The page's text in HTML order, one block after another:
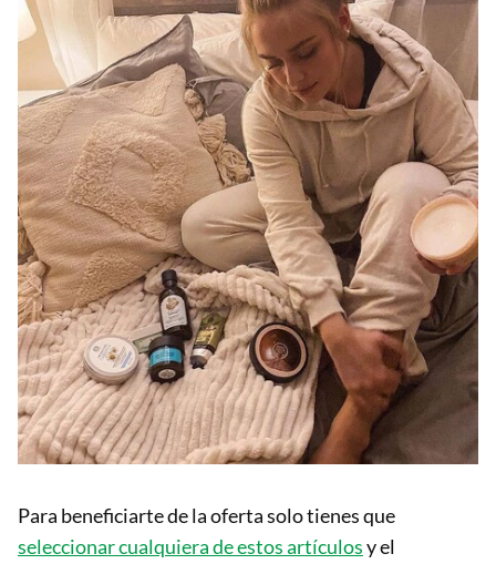
Para beneficiarte de la oferta solo tienes que
seleccionar cualquiera de estos artículosy el